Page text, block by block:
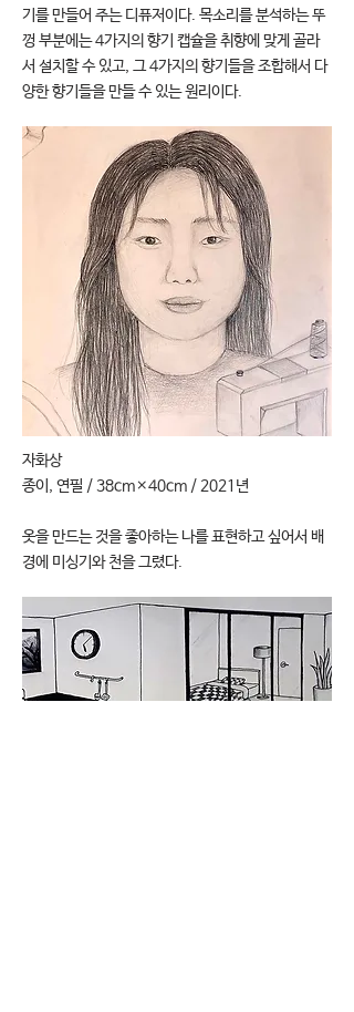
기를 만들어 주는 디퓨저이다. 목소리를 분석하는 뚜
껑 부분에는 4가지의 향기 캡슐을 취향에 맞게 골라
서 설치할 수 있고, 그 4가지의 향기들을 조합해서 다
양한 향기들을 만들 수 있는 원리이다.
자화상
종이, 연필 / 38cm×40cm / 2021년
옷을 만드는 것을 좋아하는 나를 표현하고 싶어서 배
경에 미싱기와 천을 그렸다.